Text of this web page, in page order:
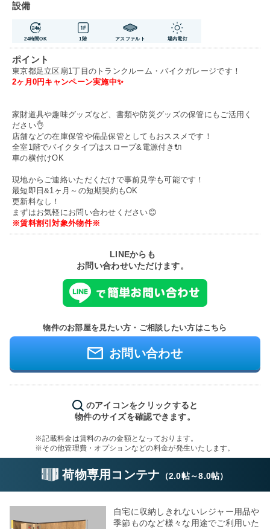
設備
24時間OK 1階 アスファルト 場内電灯
ポイント
東京都足立区扇1丁目のトランクルーム・バイクガレージです！
2ヶ月0円キャンペーン実施中✨
家財道具や趣味グッズなど、書類や防災グッズの保管にもご活用く
ださい👌
店舗などの在庫保管や備品保管としてもおススメです！
全室1階でバイクタイプはスロープ&電源付き🔌
車の横付けOK
現地からご連絡いただくだけで事前見学も可能です！
最短即日&1ヶ月～の短期契約もOK
更新料なし！
まずはお気軽にお問い合わせください😊
※賃料割引対象外物件※
LINEからも
お問い合わせいただけます。
物件のお部屋を見たい方・ご相談したい方はこちら
お問い合わせ
のアイコンをクリックすると
物件のサイズを確認できます。
※記載料金は賃料のみの金額となっております。
※その他管理費・オプションなどの料金が発生いたします。
荷物専用コンテナ （2.0帖～8.0帖）
自宅に収納しきれないレジャー用品や
季節ものなど様々な用途でご利用いた